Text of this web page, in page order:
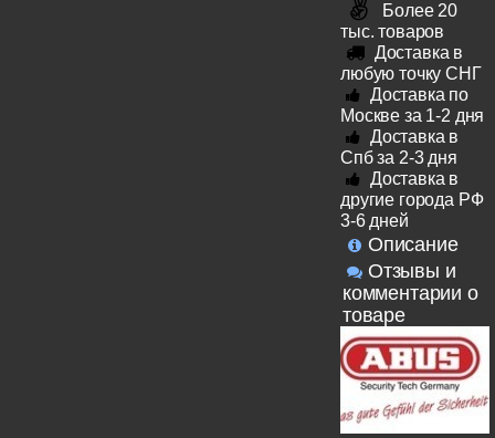
Более 20
тыс. товаров
Доставка в
любую точку СНГ
Доставка по
Москве за 1-2 дня
Доставка в
Спб за 2-3 дня
Доставка в
другие города РФ
3-6 дней
Описание
Отзывы и
комментарии о
товаре